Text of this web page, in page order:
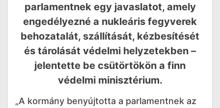
parlamentnek egy javaslatot, amely
engedélyezné a nukleáris fegyverek
behozatalát, szállítását, kézbesítését
és tárolását védelmi helyzetekben –
jelentette be csütörtökön a finn
védelmi minisztérium.
„A kormány benyújtotta a parlamentnek az